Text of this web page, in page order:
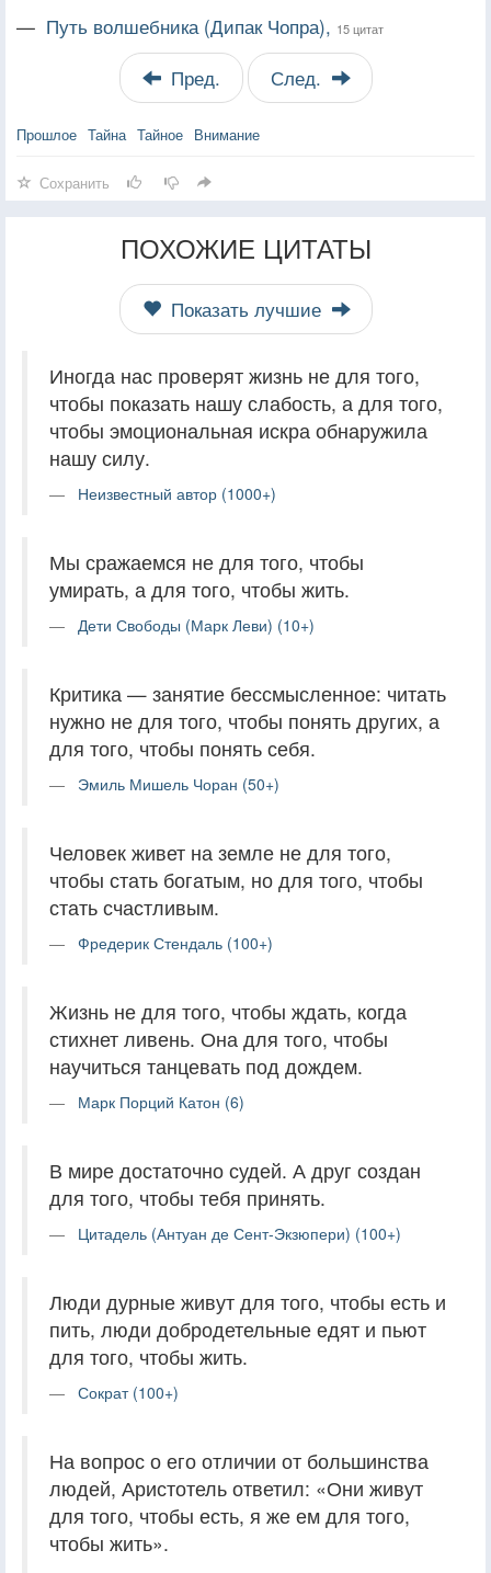
— Путь волшебника (Дипак Чопра), 15 цитат
Пред. След.
Прошлое Тайна Тайное Внимание
Сохранить
ПОХОЖИЕ ЦИТАТЫ
Показать лучшие
Иногда нас проверят жизнь не для того,
чтобы показать нашу слабость, а для того,
чтобы эмоциональная искра обнаружила
нашу силу.
Неизвестный автор (1000+)
Мы сражаемся не для того, чтобы
умирать, а для того, чтобы жить.
Дети Свободы (Марк Леви) (10+)
Критика — занятие бессмысленное: читать
нужно не для того, чтобы понять других, а
для того, чтобы понять себя.
Эмиль Мишель Чоран (50+)
Человек живет на земле не для того,
чтобы стать богатым, но для того, чтобы
стать счастливым.
Фредерик Стендаль (100+)
Жизнь не для того, чтобы ждать, когда
стихнет ливень. Она для того, чтобы
научиться танцевать под дождем.
Марк Порций Катон (6)
В мире достаточно судей. А друг создан
для того, чтобы тебя принять.
Цитадель (Антуан де Сент-Экзюпери) (100+)
Люди дурные живут для того, чтобы есть и
пить, люди добродетельные едят и пьют
для того, чтобы жить.
Сократ (100+)
На вопрос о его отличии от большинства
людей, Аристотель ответил: «Они живут
для того, чтобы есть, я же ем для того,
чтобы жить».